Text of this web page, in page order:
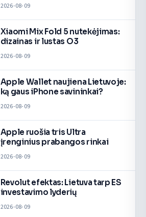
2026-08-09
Xiaomi Mix Fold 5 nutekėjimas:
dizainas ir lustas O3
2026-08-09
Apple Wallet naujiena Lietuvoje:
ką gaus iPhone savininkai?
2026-08-09
Apple ruošia tris Ultra
įrenginius prabangos rinkai
2026-08-09
Revolut efektas: Lietuva tarp ES
investavimo lyderių
2026-08-09